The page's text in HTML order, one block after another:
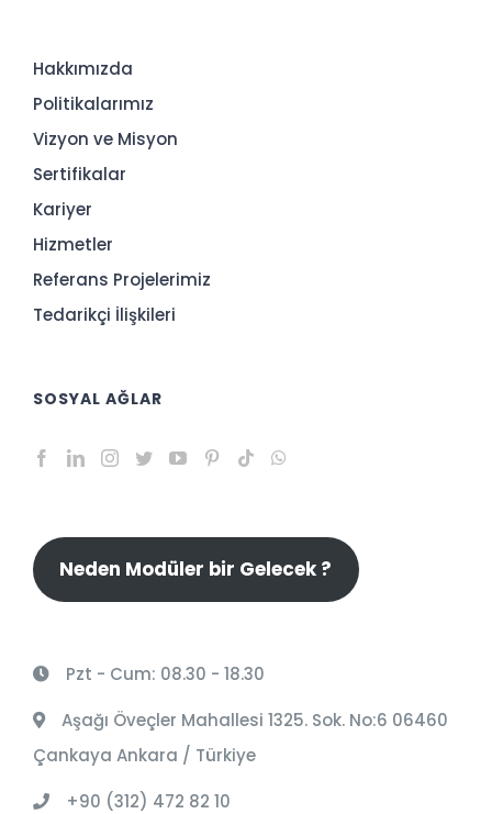
Hakkımızda
Politikalarımız
Vizyon ve Misyon
Sertifikalar
Kariyer
Hizmetler
Referans Projelerimiz
Tedarikçi İlişkileri
SOSYAL AĞLAR
Neden Modüler bir Gelecek ?
Pzt - Cum: 08.30 - 18.30
Aşağı Öveçler Mahallesi 1325. Sok. No:6 06460
Çankaya Ankara / Türkiye
+90 (312) 472 82 10